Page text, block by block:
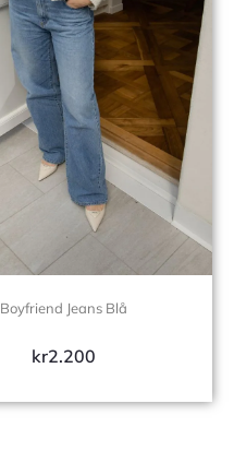
Boyfriend Jeans Blå
kr2.200